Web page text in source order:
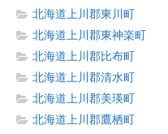
北海道上川郡東川町
北海道上川郡東神楽町
北海道上川郡比布町
北海道上川郡清水町
北海道上川郡美瑛町
北海道上川郡鷹栖町